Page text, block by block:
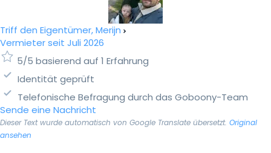
Triff den Eigentümer, Merijn
Vermieter seit Juli 2026
5/5 basierend auf 1 Erfahrung
Identität geprüft
Telefonische Befragung durch das Goboony-Team
Sende eine Nachricht
Dieser Text wurde automatisch von Google Translate übersetzt. Original
ansehen